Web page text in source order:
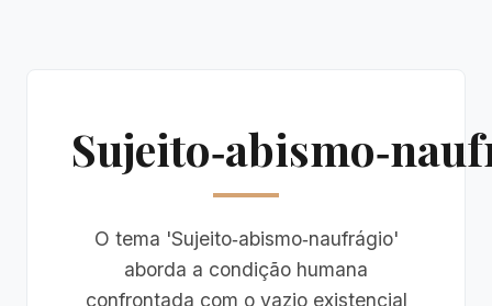
O tema 'Sujeito‑abismo‑naufrágio'
aborda a condição humana
confrontada com o vazio existencial